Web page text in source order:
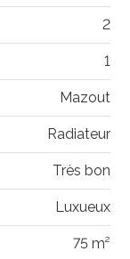
2
1
Mazout
Radiateur
Très bon
Luxueux
75 m²